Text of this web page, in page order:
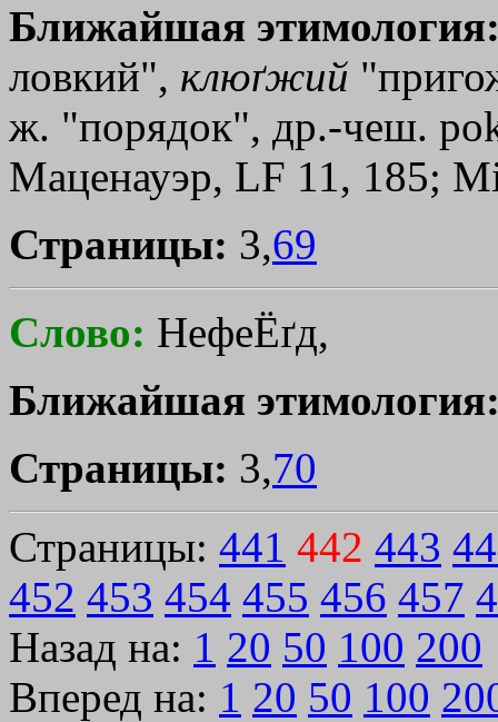
Ближайшая
ловкий", клюґжий
ж. "порядок", др.-чеш.
Маценауэр, LF 11, 185;
Страницы: 3,69
Слово: НефеЁґд,
Ближайшая
Страницы: 3,70
Страницы: 441 442 443
452 453 454 455 456 457
Назад на: 1 20 50 100 200
Вперед на: 1 20 50 100